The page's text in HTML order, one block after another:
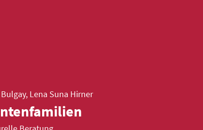
Lena Suna Hirner